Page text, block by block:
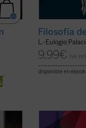
Filosofía
L.-Eulogio
9,99€ IVA
disponible en ebook:
«La vida